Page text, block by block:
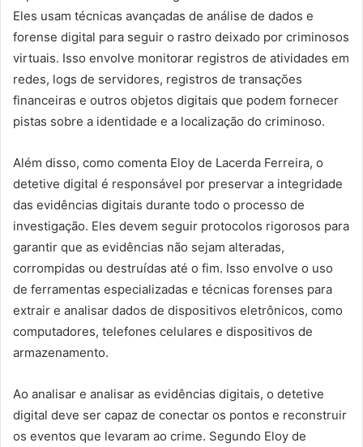
Eles usam técnicas avançadas de análise de dados e
forense digital para seguir o rastro deixado por criminosos
virtuais. Isso envolve monitorar registros de atividades em
redes, logs de servidores, registros de transações
financeiras e outros objetos digitais que podem fornecer
pistas sobre a identidade e a localização do criminoso.
Além disso, como comenta Eloy de Lacerda Ferreira, o
detetive digital é responsável por preservar a integridade
das evidências digitais durante todo o processo de
investigação. Eles devem seguir protocolos rigorosos para
garantir que as evidências não sejam alteradas,
corrompidas ou destruídas até o fim. Isso envolve o uso
de ferramentas especializadas e técnicas forenses para
extrair e analisar dados de dispositivos eletrônicos, como
computadores, telefones celulares e dispositivos de
armazenamento.
Ao analisar e analisar as evidências digitais, o detetive
digital deve ser capaz de conectar os pontos e reconstruir
os eventos que levaram ao crime. Segundo Eloy de